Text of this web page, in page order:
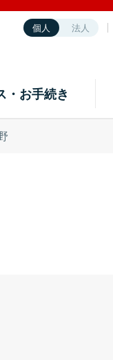
個人 法人
・お手続き